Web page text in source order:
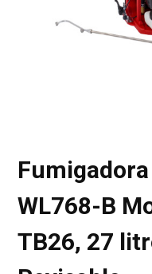
WL768-B
TB26, 27